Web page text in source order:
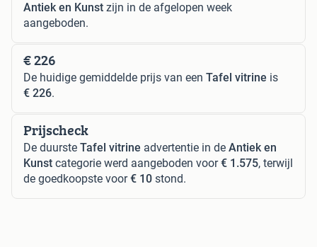
Antiek en Kunst zijn in de afgelopen week
aangeboden.
€ 226
De huidige gemiddelde prijs van een Tafel vitrine is
€ 226.
Prijscheck
De duurste Tafel vitrine advertentie in de Antiek en
Kunst categorie werd aangeboden voor€ 1.575, terwijl
de goedkoopste voor€ 10 stond.